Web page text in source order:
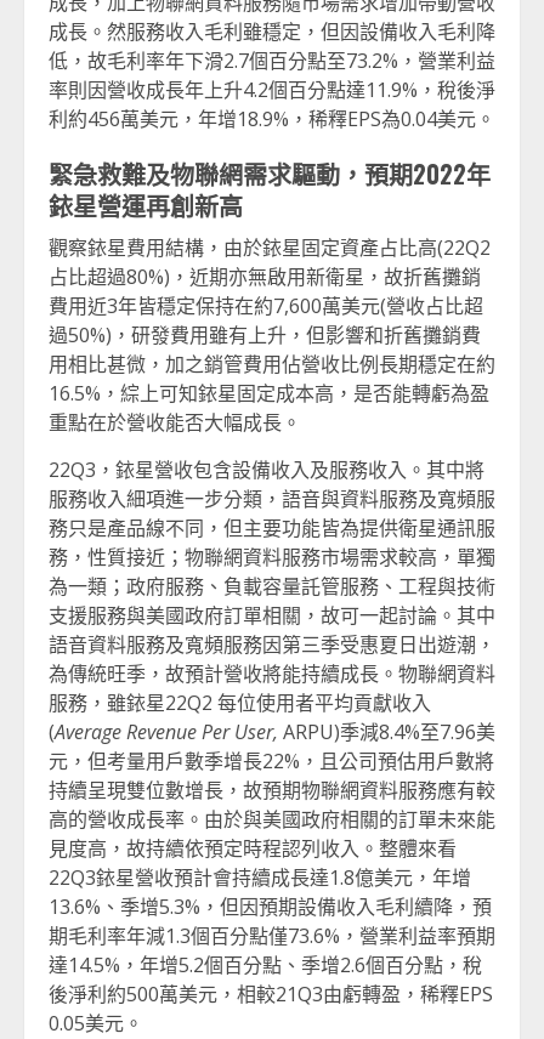
成長。然服務收入毛利雖穩定，但因設備收入毛利降
低，故毛利率年下滑2.7個百分點至73.2%，營業利益
率則因營收成長年上升4.2個百分點達11.9%，稅後淨
利約456萬美元，年增18.9%，稀釋EPS為0.04美元。
緊急救難及物聯網需求驅動，預期2022年
銥星營運再創新高
觀察銥星費用結構，由於銥星固定資產占比高(22Q2
占比超過80%)，近期亦無啟用新衛星，故折舊攤銷
費用近3年皆穩定保持在約7,600萬美元(營收占比超
過50%)，研發費用雖有上升，但影響和折舊攤銷費
用相比甚微，加之銷管費用佔營收比例長期穩定在約
16.5%，綜上可知銥星固定成本高，是否能轉虧為盈
重點在於營收能否大幅成長。
22Q3，銥星營收包含設備收入及服務收入。其中將
服務收入細項進一步分類，語音與資料服務及寬頻服
務只是產品線不同，但主要功能皆為提供衛星通訊服
務，性質接近；物聯網資料服務市場需求較高，單獨
為一類；政府服務、負載容量託管服務、工程與技術
支援服務與美國政府訂單相關，故可一起討論。其中
語音資料服務及寬頻服務因第三季受惠夏日出遊潮，
為傳統旺季，故預計營收將能持續成長。物聯網資料
服務，雖銥星22Q2 每位使用者平均貢獻收入
(Average Revenue Per User, ARPU)季減8.4%至7.96美
元，但考量用戶數季增長22%，且公司預估用戶數將
持續呈現雙位數增長，故預期物聯網資料服務應有較
高的營收成長率。由於與美國政府相關的訂單未來能
見度高，故持續依預定時程認列收入。整體來看
22Q3銥星營收預計會持續成長達1.8億美元，年增
13.6%、季增5.3%，但因預期設備收入毛利續降，預
期毛利率年減1.3個百分點僅73.6%，營業利益率預期
達14.5%，年增5.2個百分點、季增2.6個百分點，稅
後淨利約500萬美元，相較21Q3由虧轉盈，稀釋EPS
0.05美元。